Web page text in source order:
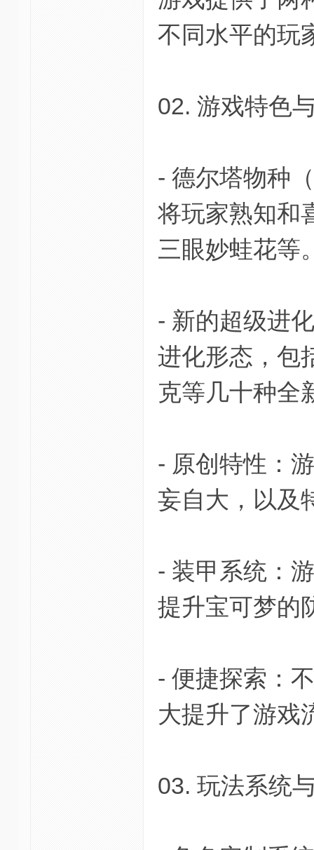
不同水平的玩
02. 游戏特色
- 德尔塔物种
将玩家熟知和
三眼妙蛙花等
- 新的超级进
进化形态，包
克等几十种全
- 原创特性：
妄自大，以及
- 装甲系统：
提升宝可梦的
- 便捷探索：
大提升了游戏
03. 玩法系统